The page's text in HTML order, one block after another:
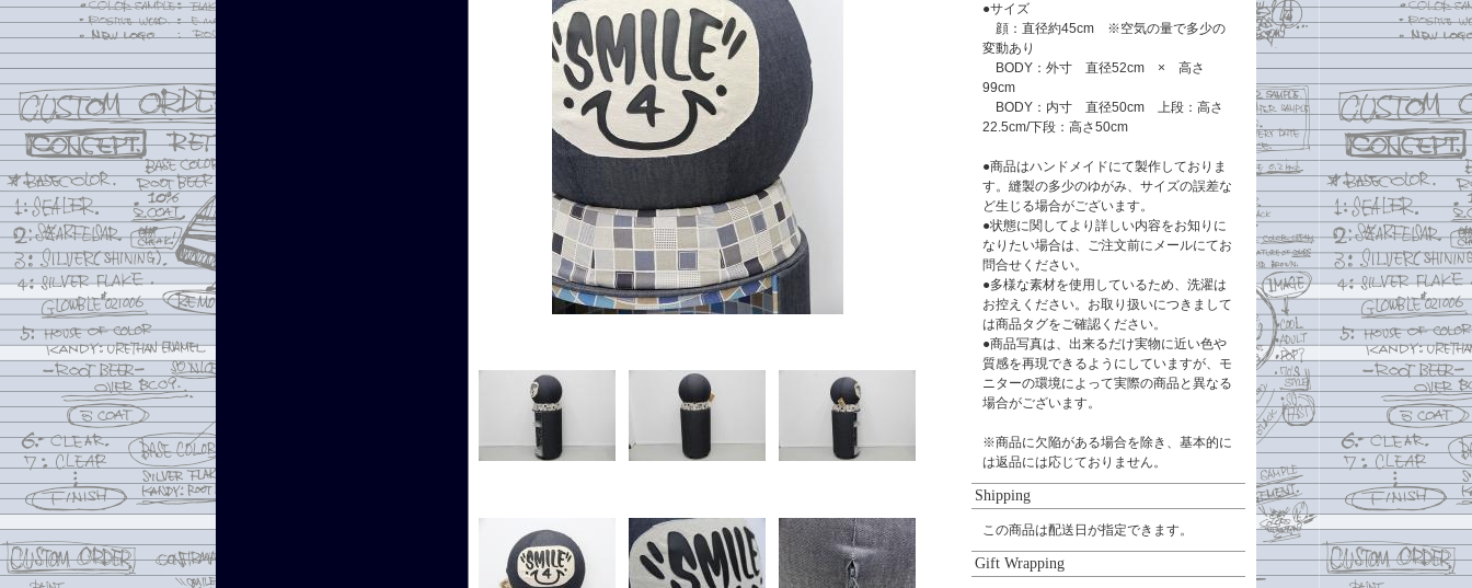
●サイズ
顔：直径約45cm ※空気の量で多少の
変動あり
BODY：外寸 直径52cm × 高さ
99cm
BODY：内寸 直径50cm 上段：高さ
22.5cm/下段：高さ50cm
●商品はハンドメイドにて製作しておりま
す。縫製の多少のゆがみ、サイズの誤差な
ど生じる場合がございます。
●状態に関してより詳しい内容をお知りに
なりたい場合は、ご注文前にメールにてお
問合せください。
●多様な素材を使用しているため、洗濯は
お控えください。お取り扱いにつきまして
は商品タグをご確認ください。
●商品写真は、出来るだけ実物に近い色や
質感を再現できるようにしていますが、モ
ニターの環境によって実際の商品と異なる
場合がございます。
※商品に欠陥がある場合を除き、基本的に
は返品には応じておりません。
Shipping
この商品は配送日が指定できます。
Gift Wrapping